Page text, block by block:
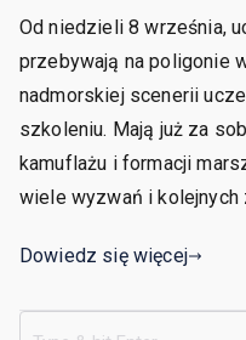
Od niedzieli 8 września,
przebywają na poligonie
nadmorskiej scenerii
szkoleniu. Mają już za
kamuflażu i formacji
wiele wyzwań i kolejnych
Dowiedz się więcej